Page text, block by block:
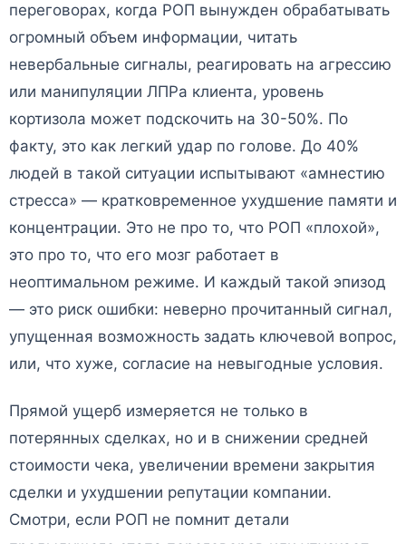
переговорах, когда РОП вынужден обрабатывать
огромный объем информации, читать
невербальные сигналы, реагировать на агрессию
или манипуляции ЛПРа клиента, уровень
кортизола может подскочить на 30-50%. По
факту, это как легкий удар по голове. До 40%
людей в такой ситуации испытывают «амнестию
стресса» — кратковременное ухудшение памяти и
концентрации. Это не про то, что РОП «плохой»,
это про то, что его мозг работает в
неоптимальном режиме. И каждый такой эпизод
— это риск ошибки: неверно прочитанный сигнал,
упущенная возможность задать ключевой вопрос,
или, что хуже, согласие на невыгодные условия.
Прямой ущерб измеряется не только в
потерянных сделках, но и в снижении средней
стоимости чека, увеличении времени закрытия
сделки и ухудшении репутации компании.
Смотри, если РОП не помнит детали